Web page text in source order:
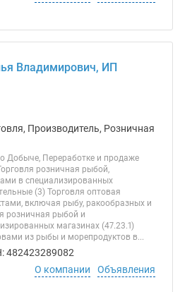
Владимирович, ИП
Производитель, Розничная
Добыче, Переработке и продаже
розничная рыбой,
в специализированных
(3) Торговля оптовая
включая рыбу, ракообразных и
розничная рыбой и
магазинах (47.23.1)
из рыбы и морепродуктов в...
482423289082
О компании
Объявления